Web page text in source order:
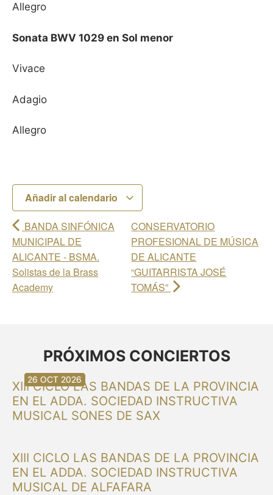
Allegro
Sonata BWV 1029 en Sol menor
Vivace
Adagio
Allegro
Añadir al calendario
BANDA SINFÓNICA
MUNICIPAL DE
ALICANTE - BSMA.
Solistas de la Brass
Academy
CONSERVATORIO
PROFESIONAL DE MÚSICA
DE ALICANTE
“GUITARRISTA JOSÉ
TOMÁS”
PRÓXIMOS CONCIERTOS
XIII CICLO LAS BANDAS DE LA PROVINCIA
EN EL ADDA. SOCIEDAD INSTRUCTIVA
MUSICAL SONES DE SAX
30 AGO 2026
XIII CICLO LAS BANDAS DE LA PROVINCIA
EN EL ADDA. SOCIEDAD INSTRUCTIVA
MUSICAL DE ALFAFARA
30 AGO 2026
13 SEP 2026
20 SEP 2026
20 SEP 2026
26 SEP 2026
03 OCT 2026
16 OCT 2026
26 OCT 2026